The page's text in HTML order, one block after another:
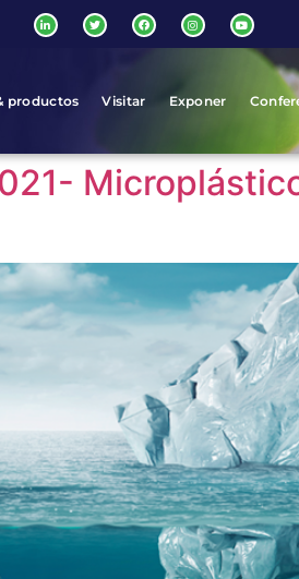
productos Visitar Exponer